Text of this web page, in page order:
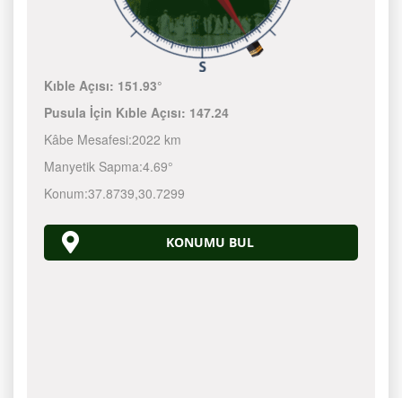
Kıble Açısı: 151.93°
Pusula İçin Kıble Açısı: 147.24
Kâbe Mesafesi:2022 km
Manyetik Sapma:4.69°
Konum:37.8739,30.7299
KONUMU BUL